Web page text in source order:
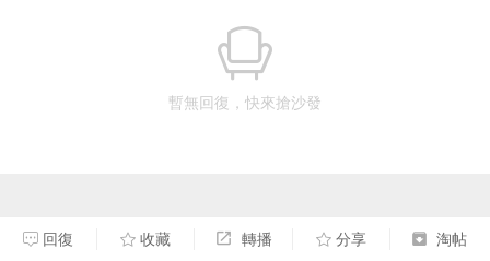
暫無回復，快來搶沙發
回復 收藏 轉播 分享 淘帖